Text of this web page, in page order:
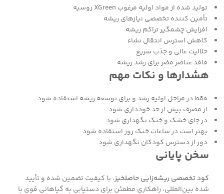
تولید شده از مواد اولیه مرغوب XGreen روسیه
تأمین کننده تخصصی نیازهای ریشه
افزایش چشمگیر تراکم ریشه
کاهش استرس انتقال نشاء
حلالیت عالی و جذب سریع
فاقد عناصر مضر برای رشد ریشه
هشدارها و نکات مهم
فقط در مراحل اولیه رشد و برای توسعه ریشه استفاده شود
از مصرف بیش از حد خودداری شود
در جای خشک و خنک نگهداری شود
بهتر است در ساعات خنک روز استفاده شود
دور از دسترس کودکان نگهداری شود
سخن پایانی
کود تخصصی ریشه‌زایی حاصلخیز، با کیفیت تضمین شده و تأیید
شده بین‌المللی، راهکاری مطمئن برای دستیابی به گیاهانی قوی با